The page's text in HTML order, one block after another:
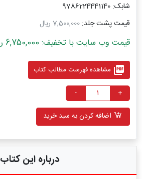
شابک: 9786224441140
قیمت پشت جلد: 7,500,000 ریال
قیمت وب سایت با تخفیف: 6,750,000 ریال
picture_as_pdf مشاهده فهرست مطالب کتاب
+
-
اضافه کردن به سبد خرید
درباره این کتاب